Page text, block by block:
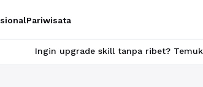
Pariwisata
upgrade skill tanpa ribet? Temukan kelas